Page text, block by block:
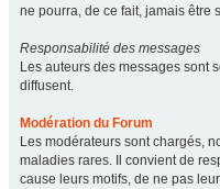
ne pourra, de ce fait, jamais être
Responsabilité des messages
Les auteurs des messages sont
diffusent.
Modération du Forum
Les modérateurs sont chargés,
maladies rares. Il convient de
cause leurs motifs, de ne pas